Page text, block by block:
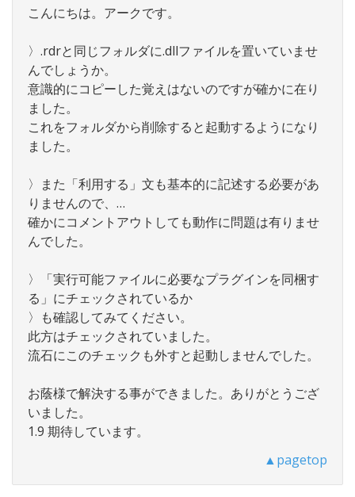
こんにちは。アークです。
〉.rdrと同じフォルダに.dllファイルを置いていませ
んでしょうか。
意識的にコピーした覚えはないのですが確かに在り
ました。
これをフォルダから削除すると起動するようになり
ました。
〉また「利用する」文も基本的に記述する必要があ
りませんので、…
確かにコメントアウトしても動作に問題は有りませ
んでした。
〉「実行可能ファイルに必要なプラグインを同梱す
る」にチェックされているか
〉も確認してみてください。
此方はチェックされていました。
流石にこのチェックも外すと起動しませんでした。
お蔭様で解決する事ができました。ありがとうござ
いました。
1.9 期待しています。
▲pagetop